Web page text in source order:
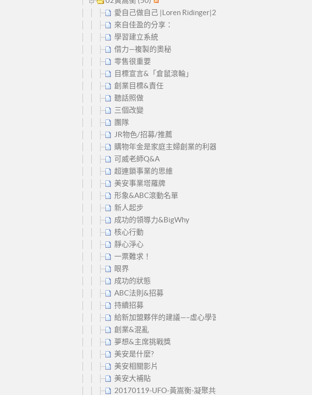
愛自己做自己 |Loren Ridinger|2019美安台灣大會
來自佳盈的分享：
學習建立系統
借力—複製的奧秘
零售很重要
目標宣言&「倉鼠滾輪」
創業目標&責任
聽話照做
三個改變
團隊
JR物色/招募/推薦
購物年金是家庭主婦創業的利器
可威老師Q&A
超連鎖事業的思維
美安事業塔羅牌
形象&ABC滾動名單
新人起步
成功的領導力&BigWhy
核心行動
靜心淨心
一票難求！
眼界
成功的狀態
ABC法則&招募
持續招募
給新加盟夥伴的建議—–虛心學習踏實行動
創業&混亂
夢想&主席挑戰獎
美安是什麼?
美安相關影片
美安大補貼
20170119-UFO-黃嵩衡-凝聚共識建立創業團隊